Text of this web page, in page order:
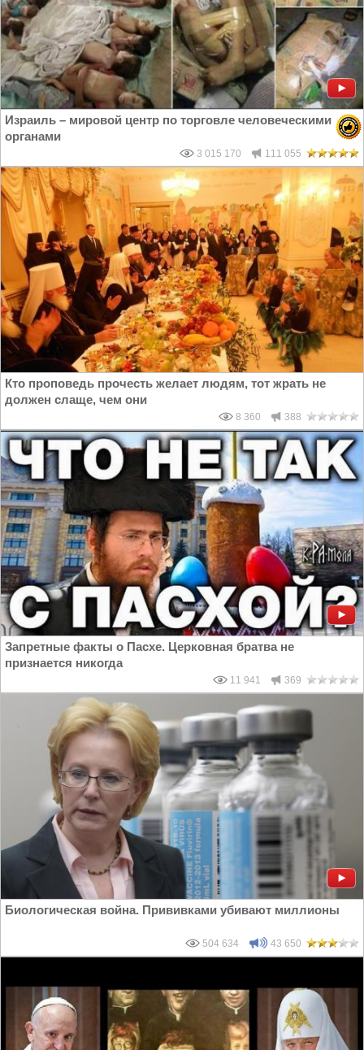
Израиль – мировой центр по торговле человеческими
органами
3 015 170 111 055
Кто проповедь прочесть желает людям, тот жрать не
должен слаще, чем они
8 360 388
Запретные факты о Пасхе. Церковная братва не
признается никогда
11 941 369
Биологическая война. Прививками убивают миллионы
504 634 43 650